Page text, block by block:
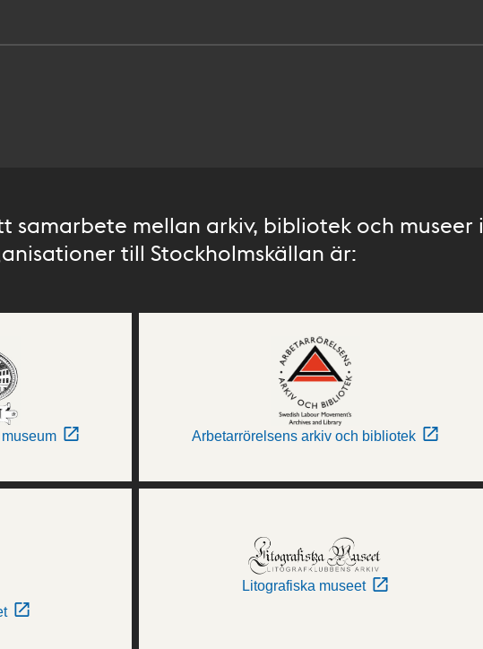
samarbete mellan arkiv, bibliotek och museer i
till Stockholmskällan är:
Arbetarrörelsens arkiv och bibliotek
Litografiska museet